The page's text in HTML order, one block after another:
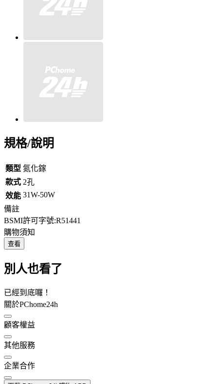
規格/說明
類型 氮化鎵
款式 2孔
效能 31W-50W
備註
BSMI許可字號:R51441
購物須知
查看
別人也看了
已經到底囉！
關於PChome24h
顧客權益
其他服務
企業合作